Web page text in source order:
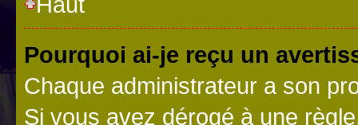
Pourquoi ai-je reçu un
Chaque administrateur a son
Si vous avez dérogé à une